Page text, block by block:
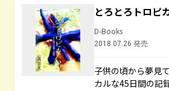
とろとろトロ
D-Books
2018.07.26 発売
子供の頃から夢見
カルな45日間の記